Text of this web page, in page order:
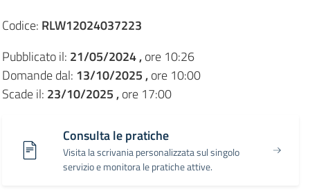
Codice: RLW12024037223
Pubblicato il: 21/05/2024 ,ore 10:26
Domande dal: 13/10/2025 ,ore 10:00
Scade il: 23/10/2025 ,ore 17:00
Consulta le pratiche
Visita la scrivania personalizzata sul singolo
servizio e monitora le pratiche attive.